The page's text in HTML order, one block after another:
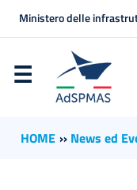
Ministero delle
HOME ›› News ed